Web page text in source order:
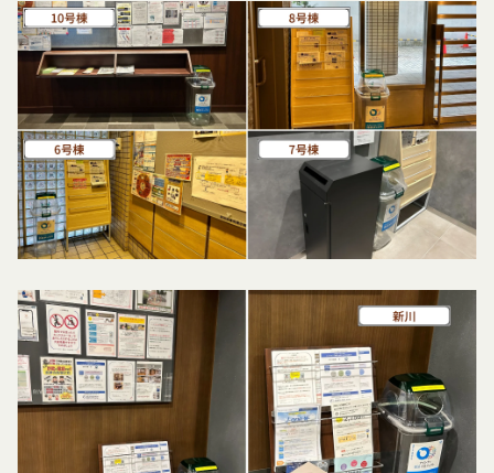
外部サービスとの連携のための共有
当社は、Facebook、Googleアカウント、Twitter
その他の外部サービスとの連携または外部サービス
を利用した認証にあたり、当該外部サービス運営会
社にお客様情報を提供することがあります。
法律上の理由
お客様の居住国内外において、法律、規則、法的手
段または公的もしくは政府機関からの要求により、
当社がお客様情報の全部または一部を開示すること
当社は、国家安全保障、法の執行またはその他の交
易の実現のために必要または適切であると判断した
場合、お客様情報の全部または一部を公開すること
があります。
当社は、当社の利用規約の執行、当社の運営または
お客様の保護のために、開示が合理的に必要である
と判断する場合、お客様情報の全部または一部を開
本人が行うものとします。当社に対して会員登録の
申し込みが行われた場合には、登録手続きにおいて
氏名等を入力された本人が当該申し込みを行ったも
のとみなします。
当社は、会員登録を申請した者が以下の各号のいず
れかの事由に該当する場合は、登録を拒否すること
があります。
当社に提供された登録情報の全部又は一部につ
き虚偽、誤記又は記載漏れがあった場合
当該登録希望者が、本サービス又は当社が提供
するその他のサービスの利用に際して、過去に
アカウント削除等の利用停止措置を受けたこと
があり、又は現在受けている場合
未成年者、成年被後見人、被保佐人又は被補助
人のいずれかであって、法定代理人、後見人､保
佐人又は補助人の同意等を得ていなかった場合
会員登録の申請に虚偽の事項が含まれている場